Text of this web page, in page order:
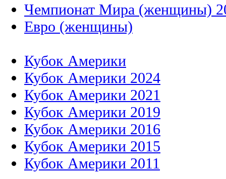
Чемпионат Мира (женщины)
Евро (женщины)
Кубок Америки
Кубок Америки 2024
Кубок Америки 2021
Кубок Америки 2019
Кубок Америки 2016
Кубок Америки 2015
Кубок Америки 2011